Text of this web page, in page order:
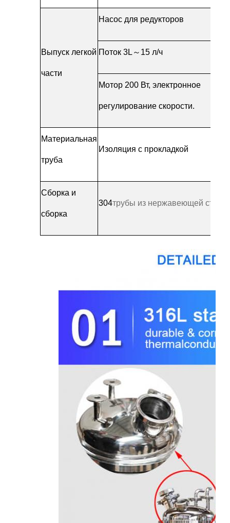
Выпуск легкой
части
Насос для редукторов
Поток 3L ～ 15 л/ч
Мотор 200 Вт, электронное
регулирование скорости.
Материальная
труба
Изоляция с прокладкой
Сборка и
сборка
304трубы из нержавеющей стали